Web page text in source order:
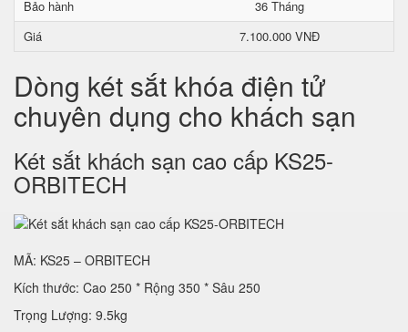
Bảo hành
36 Tháng
Giá
7.100.000 VNĐ
Dòng két sắt khóa điện tử
chuyên dụng cho khách sạn
Két sắt khách sạn cao cấp KS25-
ORBITECH
MÃ: KS25 – ORBITECH
Kích thước: Cao 250 * Rộng 350 * Sâu 250
Trọng Lượng: 9.5kg